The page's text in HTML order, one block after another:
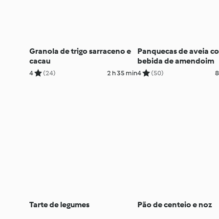
Granola de trigo sarraceno e
cacau
4 (24) 2 h 35 min
Panquecas de aveia
bebida de amendoim
4 (50)
Tarte de legumes Pão de centeio e noz